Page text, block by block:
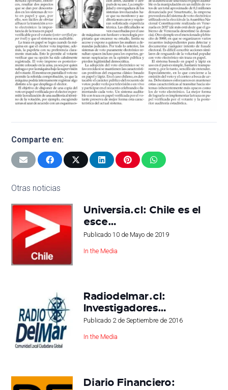
Comparte en:
Otras noticias
Universia.cl: Chile es el
esce…
Publicado 10 de Mayo de 2019
In the Media
Radiodelmar.cl:
Investigadores…
Publicado 2 de Septiembre de 2016
In the Media
Diario Financiero: